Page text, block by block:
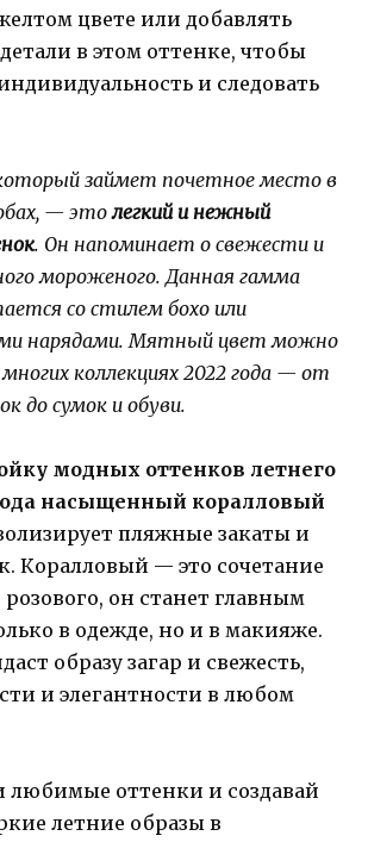
цвете или добавлять
в этом оттенке, чтобы
и следовать
займет почетное место в
— этолегкий и нежный
. Он напоминает о свежести и
мороженого. Данная гамма
со стилем бохо или
нарядами. Мятный цвет можно
коллекциях 2022 года — от
до сумок и обуви.
модных оттенков летнего
насыщенный коралловый
пляжные закаты и
Коралловый — это сочетание
он станет главным
в одежде, но и в макияже.
образу загар и свежесть,
и элегантности в любом
любимые оттенки и создавай
летние образы в